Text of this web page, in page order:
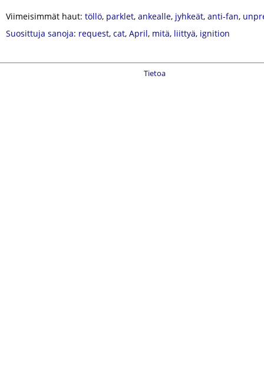
Viimeisimmät haut: töllö, parklet, ankealle, jyhkeät, anti-fan,
Suosittuja sanoja: request, cat, April, mitä, liittyä, ignition
Tietoa